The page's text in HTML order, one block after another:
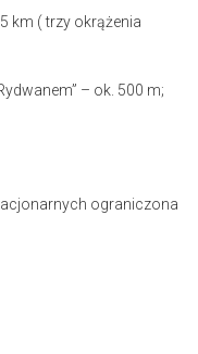
km ( trzy okrążenia
– ok. 500 m;
ograniczona